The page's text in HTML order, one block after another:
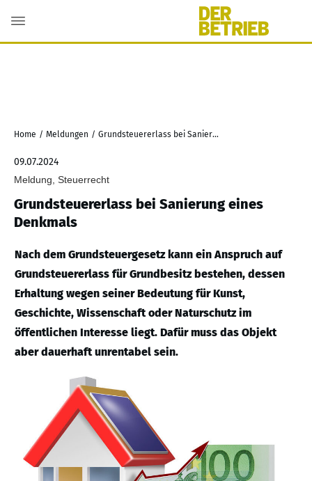
Home / Meldungen / Grundsteuererlass bei Sanierung eines Denkmals
09.07.2024
Meldung, Steuerrecht
Grundsteuererlass bei Sanierung eines
Denkmals
Nach dem Grundsteuergesetz kann ein Anspruch auf
Grundsteuererlass für Grundbesitz bestehen, dessen
Erhaltung wegen seiner Bedeutung für Kunst,
Geschichte, Wissenschaft oder Naturschutz im
öffentlichen Interesse liegt. Dafür muss das Objekt
aber dauerhaft unrentabel sein.